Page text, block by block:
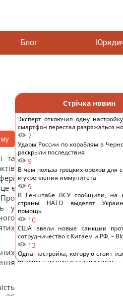
Блог
та
є
Про
у
Стрічка новин
Эксперт отключил одну
смартфон перестал разряжаться
7
Удары России по кораблям в
раскрыли последствия
9
В чем польза грецких орехов для
и укрепления иммунитета
9
В Генштабе ВСУ сообщили, на
страны НАТО выделят
помощь
10
США ввели новые санкции
сотрудничество с Китаем и РФ, –
13
Одна настройка, которую стоит
владельцам новых телевизоров